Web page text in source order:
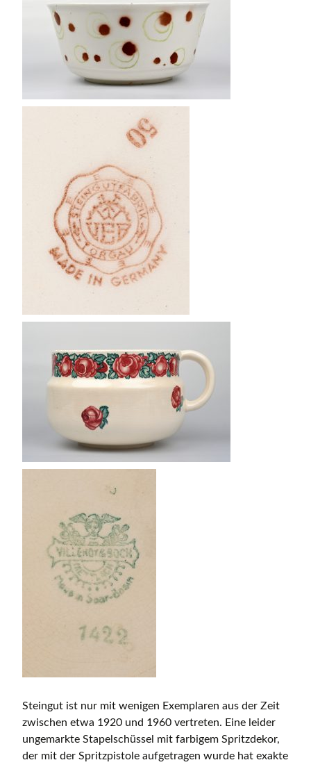
Steingut ist nur mit wenigen Exemplaren aus der Zeit
zwischen etwa 1920 und 1960 vertreten. Eine leider
ungemarkte Stapelschüssel mit farbigem Spritzdekor,
der mit der Spritzpistole aufgetragen wurde hat exakte